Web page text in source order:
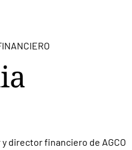
director financiero de AGCO